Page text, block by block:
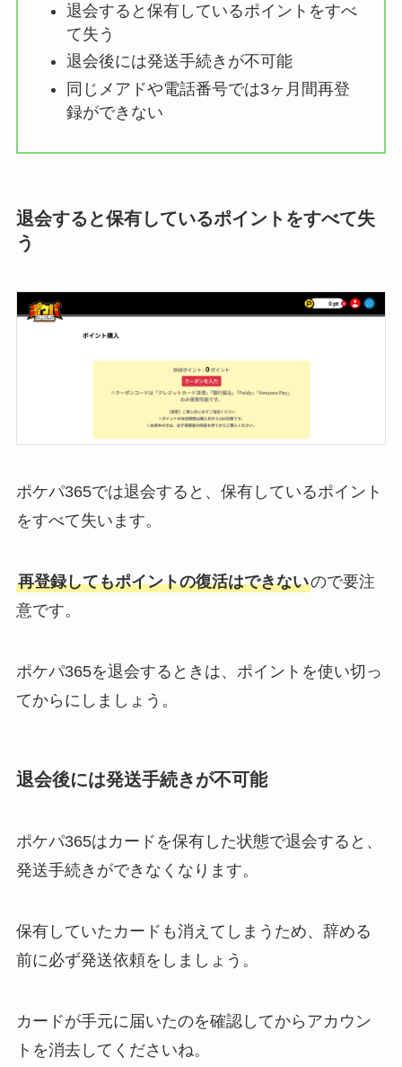
退会すると保有しているポイントをすべ
て失う
退会後には発送手続きが不可能
同じメアドや電話番号では3ヶ月間再登
録ができない
退会すると保有しているポイントをすべて失
う
ポケパ365では退会すると、保有しているポイント
をすべて失います。
再登録してもポイントの復活はできないので要注
意です。
ポケパ365を退会するときは、ポイントを使い切っ
てからにしましょう。
退会後には発送手続きが不可能
ポケパ365はカードを保有した状態で退会すると、
発送手続きができなくなります。
保有していたカードも消えてしまうため、辞める
前に必ず発送依頼をしましょう。
カードが手元に届いたのを確認してからアカウン
トを消去してくださいね。